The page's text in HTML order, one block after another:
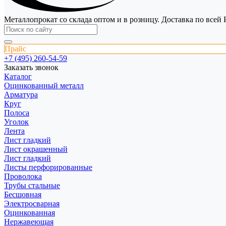
Металлопрокат со склада оптом и в розницу. Доставка по всей
Прайс
+7 (495) 260-54-59
Заказать звонок
Каталог
Оцинкованный металл
Арматура
Круг
Полоса
Уголок
Лента
Лист гладкий
Лист окрашенный
Лист гладкий
Листы перфорированные
Проволока
Трубы стальные
Бесшовная
Электросварная
Оцинкованная
Нержавеющая